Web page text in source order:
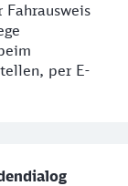
per E-